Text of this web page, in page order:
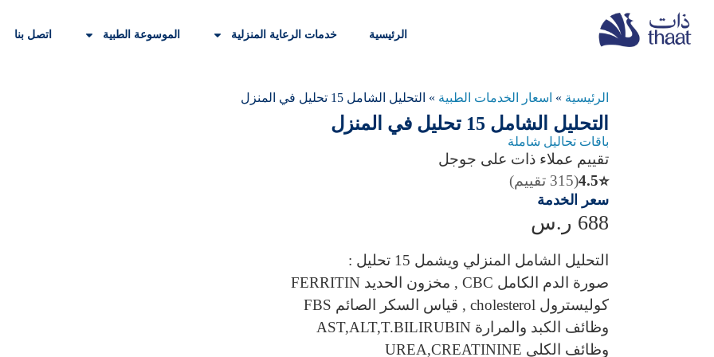
الرئيسية خدمات الرعاية المنزلية الموسوعة الطبية اتصل بنا
الرئيسية » اسعار الخدمات الطبية » التحليل الشامل 15 تحليل في المنزل
التحليل الشامل 15 تحليل في المنزل
باقات تحاليل شاملة
تقييم عملاء ذات على جوجل
⭐
4.5(315 تقييم)
سعر الخدمة
688 ر.س
التحليل الشامل المنزلي ويشمل 15 تحليل :
صورة الدم الكامل CBC , مخزون الحديد FERRITIN
كوليسترول cholesterol , قياس السكر الصائم FBS
وظائف الكبد والمرارة AST,ALT,T.BILIRUBIN
وظائف الكلى UREA,CREATININE